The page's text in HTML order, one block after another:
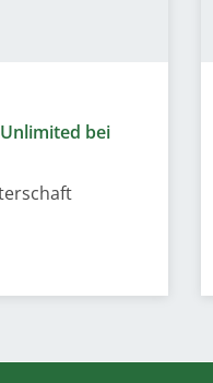
bei